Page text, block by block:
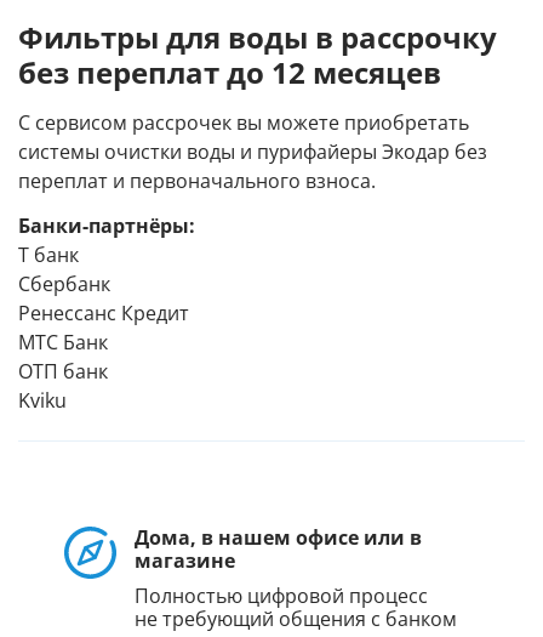
Фильтры для воды в рассрочку
без переплат до 12 месяцев
С сервисом рассрочек вы можете приобретать
системы очистки воды и пурифайеры Экодар без
переплат и первоначального взноса.
Банки-партнёры:
Т банк
Сбербанк
Ренессанс Кредит
МТС Банк
ОТП банк
Kviku
Дома, в нашем офисе или в
магазине
Полностью цифровой процесс
не требующий общения с банком